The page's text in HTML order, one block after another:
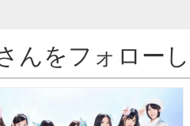
んをフォロー